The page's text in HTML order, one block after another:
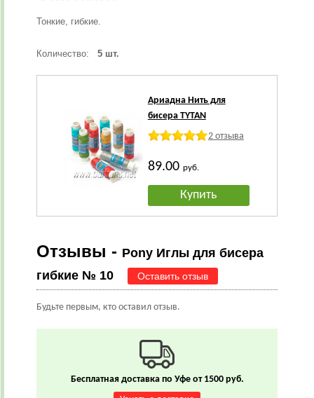
Тонкие, гибкие.
Количество: 5 шт.
Ариадна Нить для
бисера TYTAN
2 отзыва
89.00 руб.
Купить
Отзывы - Pony Иглы для бисера
гибкие № 10
Оставить отзыв
Будьте первым, кто оставил отзыв.
Бесплатная доставка по Уфе от 1500 руб.